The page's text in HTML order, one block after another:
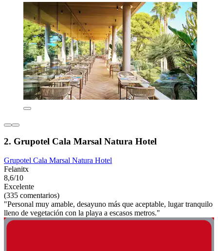
2. Grupotel Cala Marsal Natura Hotel
Grupotel Cala Marsal Natura Hotel
Felanitx
8,6/10
Excelente
(335 comentarios)
"Personal muy amable, desayuno más que aceptable, lugar tranquilo
lleno de vegetación con la playa a escasos metros."